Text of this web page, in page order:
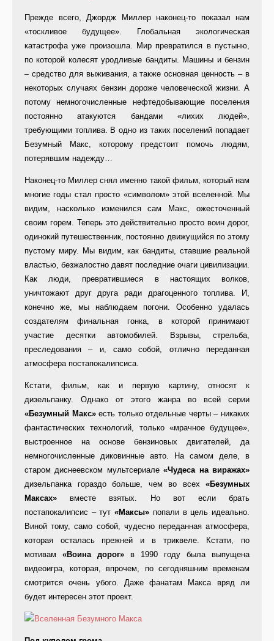
Прежде всего, Джордж Миллер наконец-то показал нам
«тоскливое будущее». Глобальная экологическая
катастрофа уже произошла. Мир превратился в пустыню,
по которой колесят уродливые бандиты. Машины и бензин
– средство для выживания, а также основная ценность – в
некоторых случаях бензин дороже человеческой жизни. А
потому немногочисленные нефтедобывающие поселения
постоянно атакуются бандами «лихих людей»,
требующими топлива. В одно из таких поселений попадает
Безумный Макс, которому предстоит помочь людям,
потерявшим надежду…
Наконец-то Миллер снял именно такой фильм, который нам
многие годы стал просто «символом» этой вселенной. Мы
видим, насколько изменился сам Макс, ожесточенный
своим горем. Теперь это действительно просто воин дорог,
одинокий путешественник, постоянно движущийся по этому
пустому миру. Мы видим, как бандиты, ставшие реальной
властью, безжалостно давят последние очаги цивилизации.
Как люди, превратившиеся в настоящих волков,
уничтожают друг друга ради драгоценного топлива. И,
конечно же, мы наблюдаем погони. Особенно удалась
создателям финальная гонка, в которой принимают
участие десятки автомобилей. Взрывы, стрельба,
преследования – и, само собой, отлично переданная
атмосфера постапокалипсиса.
Кстати, фильм, как и первую картину, относят к
дизельпанку. Однако от этого жанра во всей серии
«Безумный Макс»есть только отдельные черты – никаких
фантастических технологий, только «мрачное будущее»,
выстроенное на основе бензиновых двигателей, да
немногочисленные диковинные авто. На самом деле, в
старом диснеевском мультсериале«Чудеса на виражах»
дизельпанка гораздо больше, чем во всех «Безумных
Максах» вместе взятых. Но вот если брать
постапокалипсис – тут«Максы» попали в цель идеально.
Виной тому, само собой, чудесно переданная атмосфера,
которая осталась прежней и в триквеле. Кстати, по
мотивам «Воина дорог» в 1990 году была выпущена
видеоигра, которая, впрочем, по сегодняшним временам
смотрится очень убого. Даже фанатам Макса вряд ли
будет интересен этот проект.